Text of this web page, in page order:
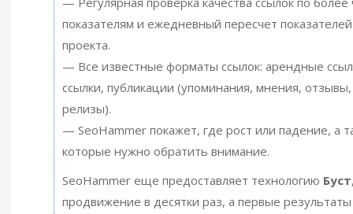
показателям и ежедневный пересчет показателей
проекта.
— Все известные форматы ссылок: арендные
ссылки, публикации (упоминания, мнения, отзывы,
релизы).
— SeoHammer покажет, где рост или падение, а
которые нужно обратить внимание.
SeoHammer еще предоставляет технологию Буст
продвижение в десятки раз, а первые